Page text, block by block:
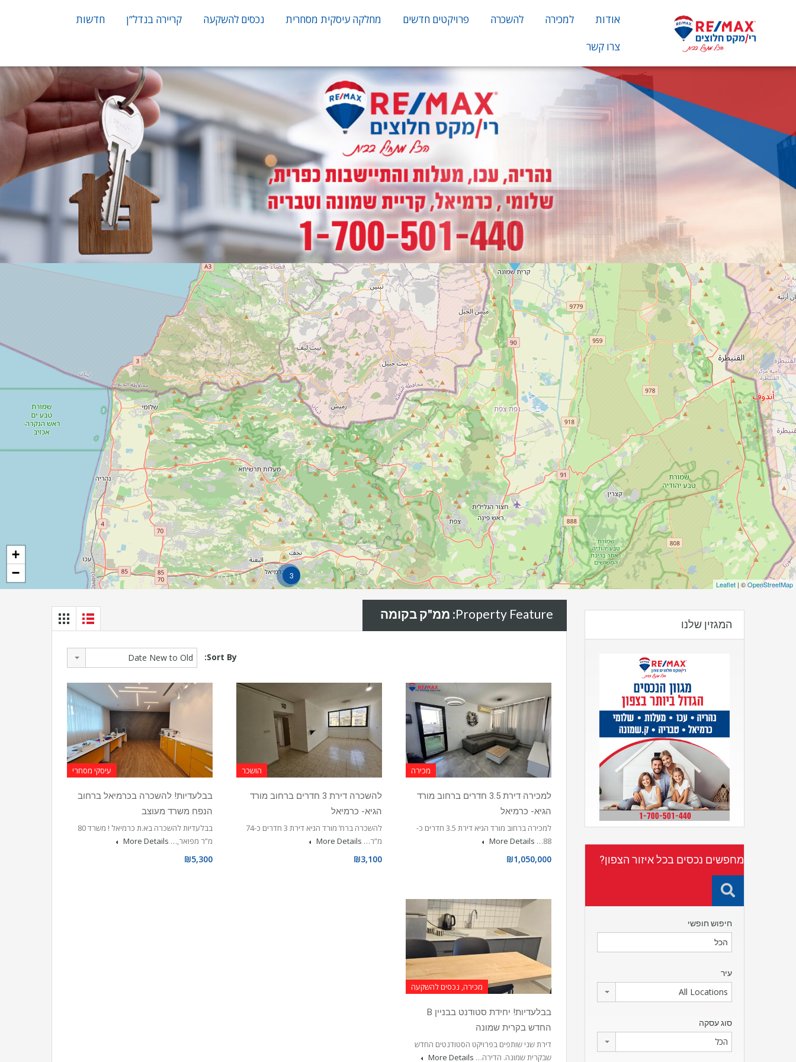
אודות למכירה להשכרה פרויקטים חדשים מחלקה עיסקית מסחרית נכסים להשקעה קריירה בנדל”ן
חדשות
צרו קשר
3
+
−
Leaflet | ©OpenStreetMap
Property Feature: ממ"ק בקומה
Sort By:
Date New to Old
מכירה
למכירה דירת 3.5 חדרים ברחוב מורד
הגיא- כרמיאל
למכירה ברחוב מורד הגיא דירת 3.5 חדרים כ-
88…
More Details
₪1,050,000
הושכר
להשכרה דירת 3 חדרים ברחוב מורד
הגיא- כרמיאל
להשכרה ברח’ מורד הגיא דירת 3 חדרים כ-74
מ”ר… More Details
₪3,100
עיסקי מסחרי
בבלעדיות! להשכרה בכרמיאל ברחוב
הנפח משרד מעוצב
בבלעדיות להשכרה בא.ת כרמיאל ! משרד 80
מ”ר מפואר,… More Details
₪5,300
מכירה, נכסים להשקעה
בבלעדיות! יחידת סטודנט בבניין B
החדש בקרית שמונה
דירת שני שותפים בפרויקט הסטודנטים החדש
שבקרית שמונה. הדירה… More Details
המגזין שלנו
מחפשים נכסים בכל איזור הצפון?
חיפוש חופשי
עיר
All Locations
סוג עסקה
הכל
1-700-501-440